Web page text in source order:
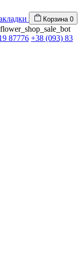
Корзина 0
87776 +38 (093) 83